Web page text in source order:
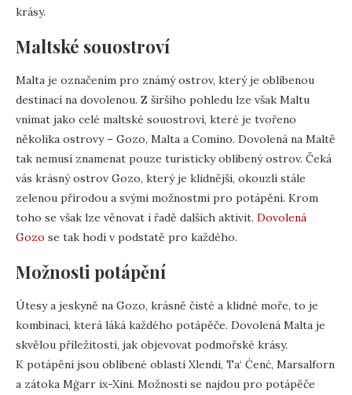
krásy.
Maltské souostroví
Malta je označením pro známý ostrov, který je oblíbenou
destinací na dovolenou. Z širšího pohledu lze však Maltu
vnímat jako celé maltské souostroví, které je tvořeno
několika ostrovy – Gozo, Malta a Comino. Dovolená na Maltě
tak nemusí znamenat pouze turisticky oblíbený ostrov. Čeká
vás krásný ostrov Gozo, který je klidnější, okouzlí stále
zelenou přírodou a svými možnostmi pro potápění. Krom
toho se však lze věnovat i řadě dalších aktivit. Dovolená
Gozo se tak hodí v podstatě pro každého.
Možnosti potápění
Útesy a jeskyně na Gozo, krásně čisté a klidné moře, to je
kombinací, která láká každého potápěče. Dovolená Malta je
skvělou příležitostí, jak objevovat podmořské krásy.
K potápění jsou oblíbené oblasti Xlendi, Ta‘ Ċenċ, Marsalforn
a zátoka Mġarr ix-Xini. Možnosti se najdou pro potápěče